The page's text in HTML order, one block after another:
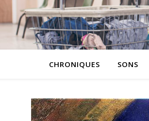
CHRONIQUES SONS